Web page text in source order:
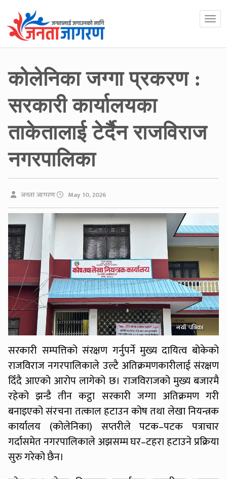
कोलेनिका जग्गा प्रकरण :
सरकारी कार्यालयका
ताकेतालाई टेर्दैन राजविराज
नगरपालिका
जनता जागरण May 10, 2026
सरकारी सम्पत्तिको संरक्षण गर्नुपर्ने मुख्य दायित्व बोकेको
राजविराज नगरपालिकाले उल्टै अतिक्रमणकारीलाई संरक्षण
दिँदै आएको आरोप लागेको छ। राजविराजको मुख्य बजारमै
रहेको झन्डै तीन कट्ठा सरकारी जग्गा अतिक्रमण गरी
बनाइएको संरचना तत्काल हटाउन कोष तथा लेखा नियन्त्रक
कार्यालय (कोलेनिका) सप्तरीले पटक–पटक पत्राचार
गर्दासमेत नगरपालिकाले अझसम्म घर–टहरा हटाउने प्रक्रिया
सुरु गरेको छैन।